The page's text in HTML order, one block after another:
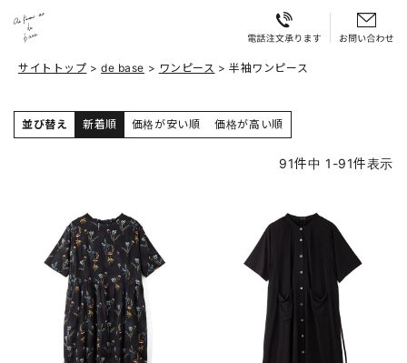
サイトトップ de base ワンピース 半袖ワンピース
並び替え 新着順 価格が安い順 価格が高い順
91件中 1 -91件表示